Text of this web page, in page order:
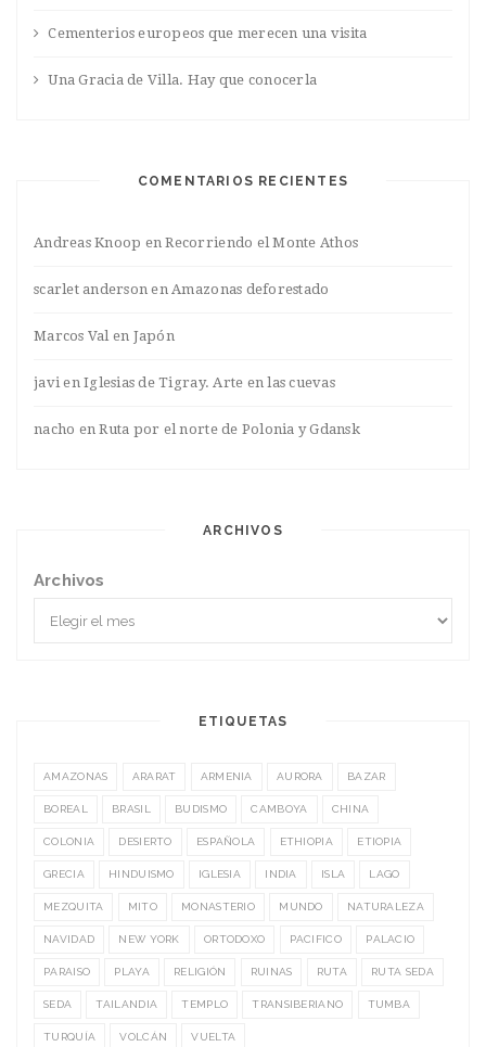
Cementerios europeos que merecen una visita
Una Gracia de Villa. Hay que conocerla
COMENTARIOS RECIENTES
Andreas Knoop enRecorriendo el Monte Athos
scarlet anderson enAmazonas deforestado
Marcos Valen Japón
javienIglesias de Tigray. Arte en las cuevas
nacho enRuta por el norte de Polonia y Gdansk
ARCHIVOS
Archivos
ETIQUETAS
AMAZONAS ARARAT ARMENIA AURORA BAZAR
BOREAL BRASIL BUDISMO CAMBOYA CHINA
COLONIA DESIERTO ESPAÑOLA ETHIOPIA ETIOPIA
GRECIA HINDUISMO IGLESIA INDIA ISLA LAGO
MEZQUITA MITO MONASTERIO MUNDO NATURALEZA
NAVIDAD NEW YORK ORTODOXO PACIFICO PALACIO
PARAISO PLAYA RELIGIÓN RUINAS RUTA RUTA SEDA
SEDA TAILANDIA TEMPLO TRANSIBERIANO TUMBA
TURQUÍA VOLCÁN VUELTA